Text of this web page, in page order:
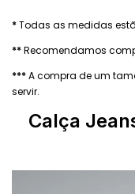
*Todas as medidas
**Recomendamos
***A compra de um
servir.
Calça